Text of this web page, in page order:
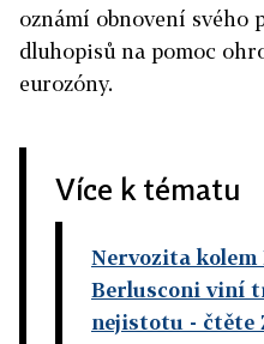
oznámí obnovení svého
dluhopisů na pomoc
eurozóny.
Více k tématu
Nervozita
Berlusconi viní
nejistotu - čtěte